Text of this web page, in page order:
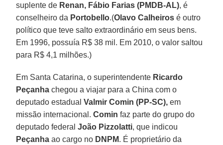
suplente de Renan, Fábio Farias (PMDB-AL), é
conselheiro da Portobello.(Olavo Calheiros é outro
político que teve salto extraordinário em seus bens.
Em 1996, possuía R$ 38 mil. Em 2010, o valor saltou
para R$ 4,1 milhões.)
Em Santa Catarina, o superintendente Ricardo
Peçanha chegou a viajar para a China com o
deputado estadualValmir Comin (PP-SC), em
missão internacional.Comin faz parte do grupo do
deputado federalJoão Pizzolatti, que indicou
Peçanha ao cargo no DNPM. É proprietário da